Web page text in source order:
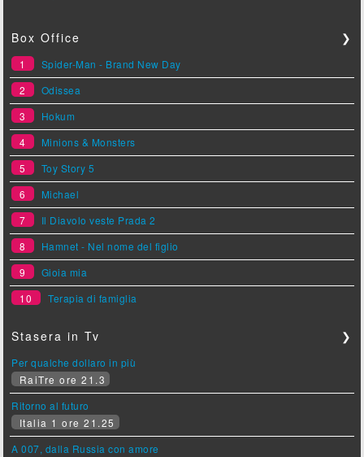
Box Office ❯
1
Spider-Man - Brand New Day
2
Odissea
3
Hokum
4
Minions & Monsters
5
Toy Story 5
6
Michael
7
Il Diavolo veste Prada 2
8
Hamnet - Nel nome del figlio
9
Gioia mia
10
Terapia di famiglia
Stasera in Tv ❯
Per qualche dollaro in più
RaiTre ore 21.3
Ritorno al futuro
Italia 1 ore 21.25
A 007, dalla Russia con amore